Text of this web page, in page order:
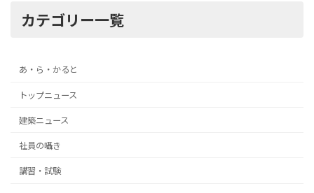
カテゴリー一覧
あ・ら・かると
トップニュース
建築ニュース
社員の囁き
講習・試験